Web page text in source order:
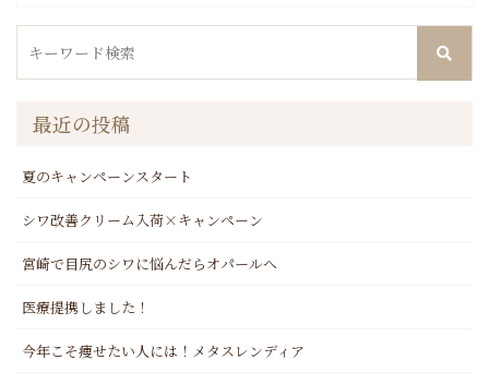
最近の投稿
夏のキャンペーンスタート
シワ改善クリーム入荷×キャンペーン
宮崎で目尻のシワに悩んだらオパールへ
医療提携しました！
今年こそ痩せたい人には！メタスレンディア